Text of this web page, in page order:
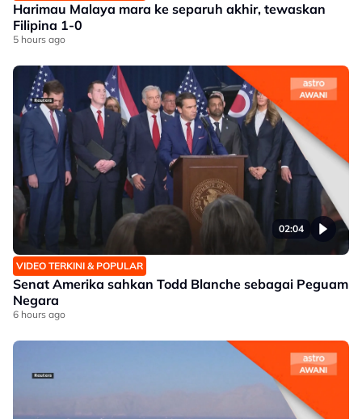
Harimau Malaya mara ke separuh akhir, tewaskan
Filipina 1-0
5 hours ago
02:04
VIDEO TERKINI & POPULAR
Senat Amerika sahkan Todd Blanche sebagai Peguam
Negara
6 hours ago